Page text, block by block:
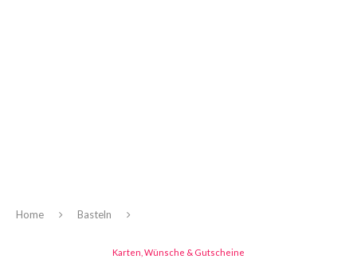
Home Basteln
Karten, Wünsche & Gutscheine